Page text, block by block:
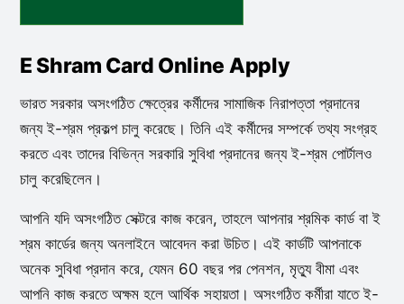
E Shram Card Online Apply
ভারত সরকার অসংগঠিত ক্ষেত্রের কর্মীদের সামাজিক নিরাপত্তা প্রদানের
জন্য ই-শ্রম প্রকল্প চালু করেছে। তিনি এই কর্মীদের সম্পর্কে তথ্য সংগ্রহ
করতে এবং তাদের বিভিন্ন সরকারি সুবিধা প্রদানের জন্য ই-শ্রম পোর্টালও
চালু করেছিলেন।
আপনি যদি অসংগঠিত সেক্টরে কাজ করেন, তাহলে আপনার শ্রমিক কার্ড বা ই
শ্রম কার্ডের জন্য অনলাইনে আবেদন করা উচিত। এই কার্ডটি আপনাকে
অনেক সুবিধা প্রদান করে, যেমন 60 বছর পর পেনশন, মৃত্যু বীমা এবং
আপনি কাজ করতে অক্ষম হলে আর্থিক সহায়তা। অসংগঠিত কর্মীরা যাতে ই-